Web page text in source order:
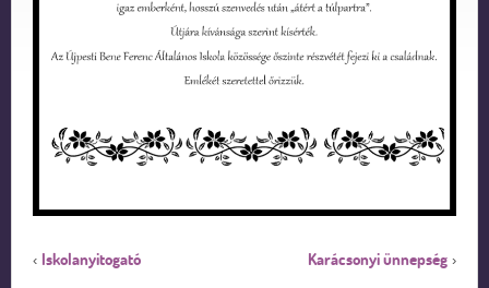
‹ Iskolanyitogató Karácsonyi ünnepség ›